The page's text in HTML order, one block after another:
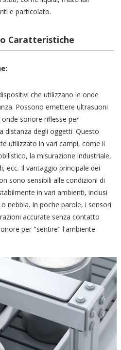
e particolato.
Caratteristiche
che utilizzano le onde
Possono emettere ultrasuoni
sonore riflesse per
distanza degli oggetti. Questo
utilizzato in vari campi, come il
la misurazione industriale,
ecc. Il vantaggio principale dei
sono sensibili alle condizioni di
in vari ambienti, inclusi
nebbia. In poche parole, i sensori
accurate senza contatto
per "sentire" l'ambiente